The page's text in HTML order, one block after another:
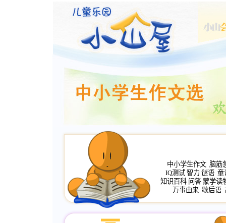
中小学生作文 脑筋
IQ测试 智力 谜语 童
知识百科 问答 蒙学读
万事由来 歇后语